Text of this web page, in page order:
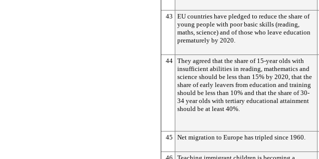
43
EU countries have pledged to reduce the share of
young people with poor basic skills (reading,
maths, science) and of those who leave education
prematurely by 2020.
44 They agreed that the share of 15-year olds with
insufficient abilities in reading, mathematics and
science should be less than 15% by 2020, that the
share of early leavers from education and training
should be less than 10% and that the share of 30-
34 year olds with tertiary educational attainment
should be at least 40%.
45
Net migration to Europe has tripled since 1960.